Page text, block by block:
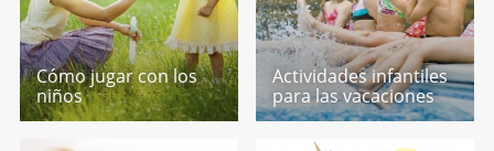
Cómo jugar con los
niños
Actividades infantiles
para las vacaciones